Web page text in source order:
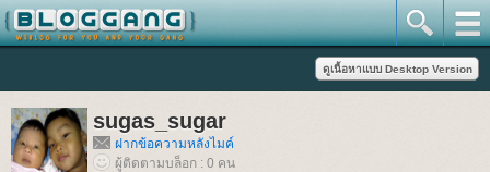
sugas_sugar
ฝากข้อความหลังไมค์
ผู้ติดตามบล็อก : 0 คน